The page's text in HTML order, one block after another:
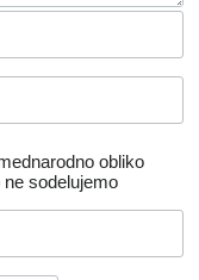
obliko
sodelujemo